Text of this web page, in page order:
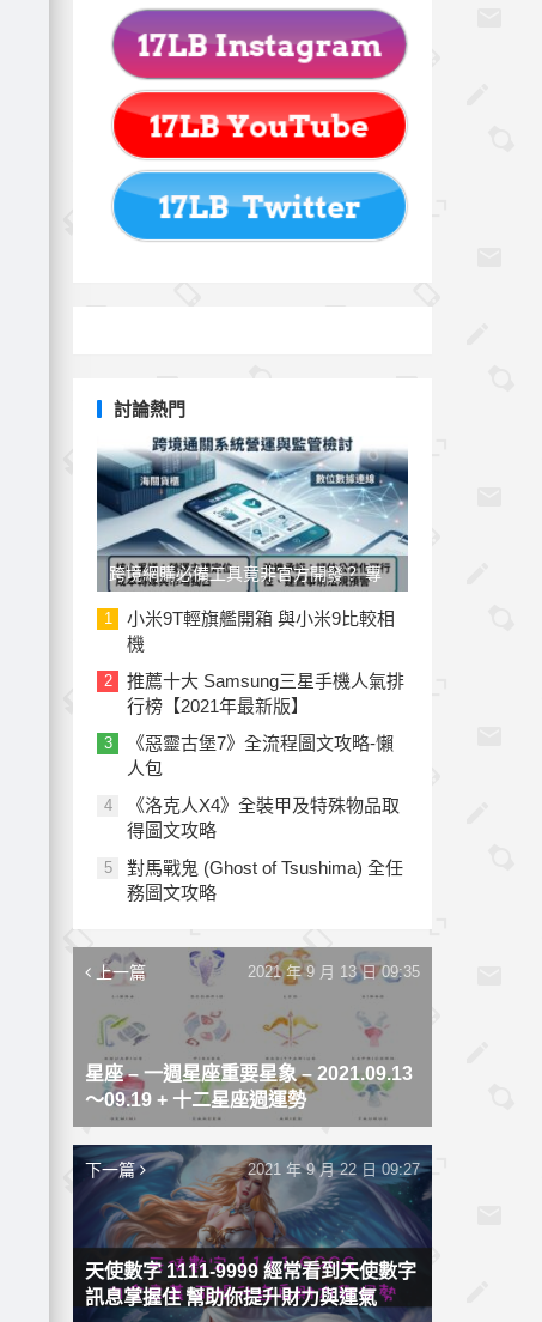
討論熱門
跨境網購必備工具竟非官方開發？ 專
家與民代質疑「EZ WAY 易利委」曝三
大治理漏洞
1
小米9T輕旗艦開箱 與小米9比較相
機
2
推薦十大 Samsung三星手機人氣排
行榜【2021年最新版】
3
《惡靈古堡7》全流程圖文攻略-懶
人包
4
《洛克人X4》全裝甲及特殊物品取
得圖文攻略
5
對馬戰鬼 (Ghost of Tsushima) 全任
務圖文攻略
上一篇
星座 – 一週星座重要星象 – 2021.09.13
〜09.19 + 十二星座週運勢
2021 年 9 月 13 日 09:35
下一篇
天使數字 1111-9999 經常看到天使數字
訊息掌握住 幫助你提升財力與運氣
2021 年 9 月 22 日 09:27